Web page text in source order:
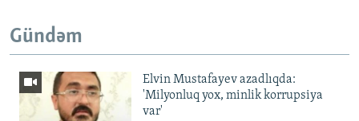
Gündəm
Elvin Mustafayev azadlıqda:
'Milyonluq yox, minlik korrupsiya
var'